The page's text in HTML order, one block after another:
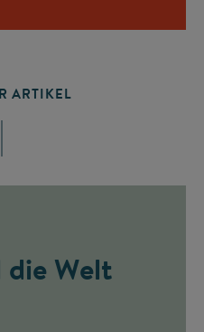
ARTIKEL
die Welt